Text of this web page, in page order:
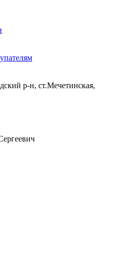
р-н, ст.Мечетинская,